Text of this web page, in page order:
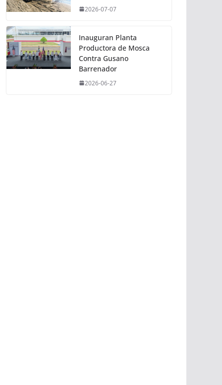
2026-07-07
Inauguran Planta
Productora de Mosca
Contra Gusano
Barrenador
2026-06-27